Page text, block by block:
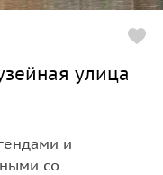
улица
и
со